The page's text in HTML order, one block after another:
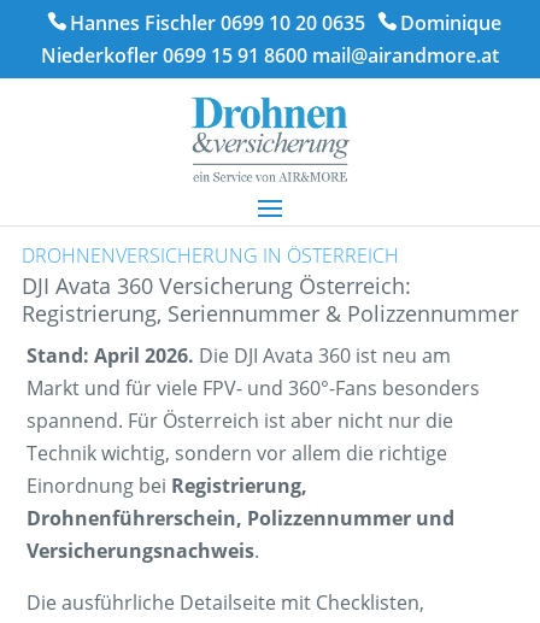
Hannes Fischler 0699 10 20 0635
Dominique
Niederkofler 0699 15 91 8600 mail@airandmore.at
DROHNENVERSICHERUNG IN ÖSTERREICH
DJI Avata 360 Versicherung Österreich:
Registrierung, Seriennummer & Polizzennummer
Stand: April 2026. Die DJI Avata 360 ist neu am
Markt und für viele FPV- und 360°-Fans besonders
spannend. Für Österreich ist aber nicht nur die
Technik wichtig, sondern vor allem die richtige
Einordnung bei Registrierung,
Drohnenführerschein, Polizzennummer und
Versicherungsnachweis.
Die ausführliche Detailseite mit Checklisten,